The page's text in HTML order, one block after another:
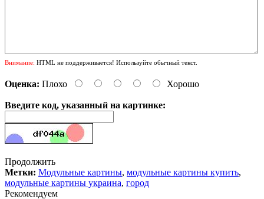
Внимание: HTML не поддерживается! Используйте обычный текст.
Оценка: Плохо Хорошо
Введите код, указанный на картинке:
Продолжить
Метки: Модульные картины, модульные картины купить,
модульные картины украина, город
Рекомендуем